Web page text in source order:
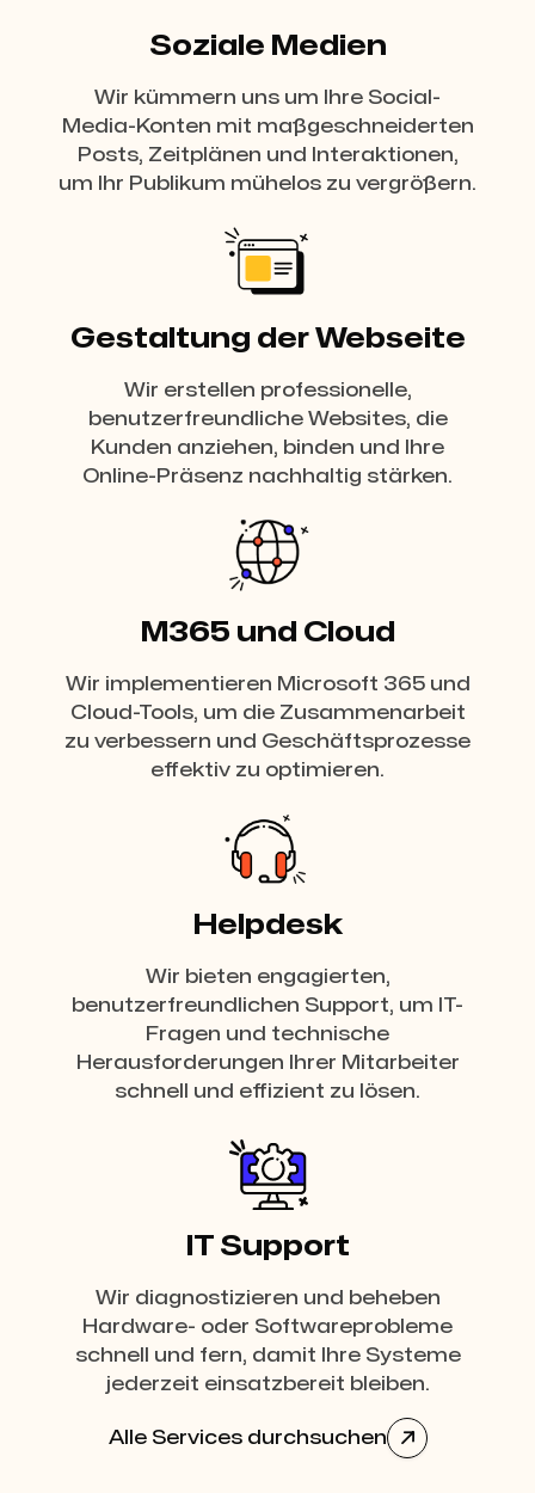
Soziale Medien
Wir kümmern uns um Ihre Social-
Media-Konten mit maßgeschneiderten
Posts, Zeitplänen und Interaktionen,
um Ihr Publikum mühelos zu vergrößern.
Gestaltung der Webseite
Wir erstellen professionelle,
benutzerfreundliche Websites, die
Kunden anziehen, binden und Ihre
Online-Präsenz nachhaltig stärken.
M365 und Cloud
Wir implementieren Microsoft 365 und
Cloud-Tools, um die Zusammenarbeit
zu verbessern und Geschäftsprozesse
effektiv zu optimieren.
Helpdesk
Wir bieten engagierten,
benutzerfreundlichen Support, um IT-
Fragen und technische
Herausforderungen Ihrer Mitarbeiter
schnell und effizient zu lösen.
IT Support
Wir diagnostizieren und beheben
Hardware- oder Softwareprobleme
schnell und fern, damit Ihre Systeme
jederzeit einsatzbereit bleiben.
Alle Services durchsuchen 